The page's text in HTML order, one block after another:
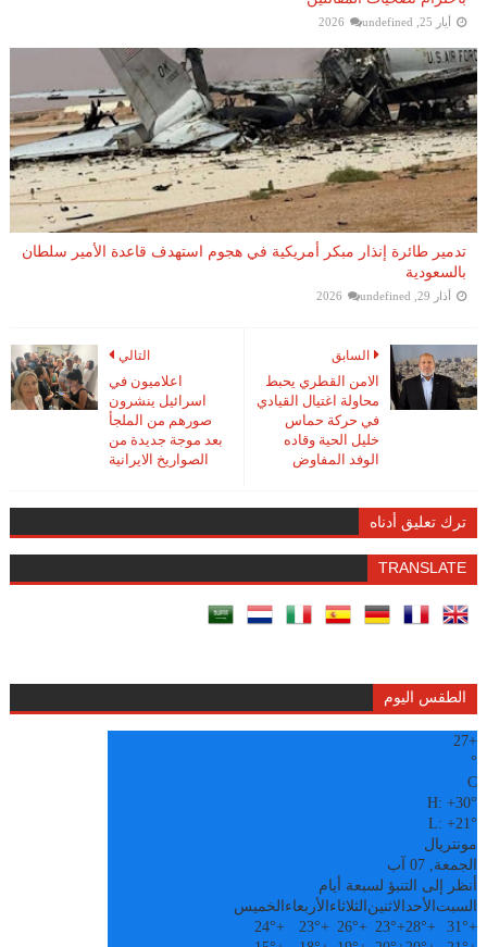
أيار 25, 2026 undefined
تدمير طائرة إنذار مبكر أمريكية في هجوم استهدف قاعدة الأمير سلطان
بالسعودية
أذار 29, 2026 undefined
التالي
اعلاميون في
اسرائيل ينشرون
صورهم من الملجأ
بعد موجة جديدة من
الصواريخ الايرانية
السابق
الامن القطري يحبط
محاولة اغتيال القيادي
في حركة حماس
خليل الحية وقاده
الوفد المفاوض
ترك تعليق أدناه
TRANSLATE
الطقس اليوم
+
27
°
C
H:+30°
L:+21°
مونتريال
الجمعة, 07 آب
أنظر إلى التنبؤ لسبعة أيام
السبت الأحدالاثنين الثلاثاء الأربعاء الخميس
+
31°
+
28°
+
23°
+
26°
+
23°
+
24°